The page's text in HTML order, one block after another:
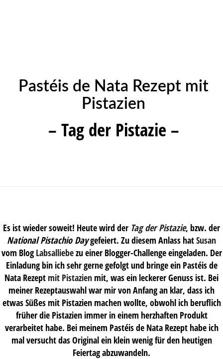
Pastéis de Nata Rezept mit
Pistazien
– Tag der Pistazie –
Es ist wieder soweit! Heute wird der Tag der Pistazie, bzw. der
National Pistachio Daygefeiert. Zu diesem Anlass hatSusan
vom Blog Labsalliebezu einer Blogger-Challenge eingeladen. Der
Einladung bin ich sehr gerne gefolgt und bringe ein Pastéis de
Nata Rezept mit Pistazien mit, was ein leckerer Genuss ist. Bei
meiner Rezeptauswahl war mir von Anfang an klar, dass ich
etwas Süßes mit Pistazien machen wollte, obwohl ich beruflich
früher die Pistazien immer in einem herzhaften Produkt
verarbeitet habe. Bei meinem Pastéis de Nata Rezept habe ich
mal versucht das Original ein klein wenig für den heutigen
Feiertag abzuwandeln.